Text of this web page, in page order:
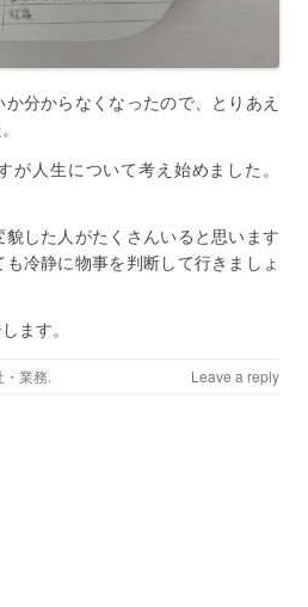
分からなくなったので、とりあえ
人生について考え始めました。
した人がたくさんいると思います
冷静に物事を判断して行きましょ
ます。
・業務. Leave a reply